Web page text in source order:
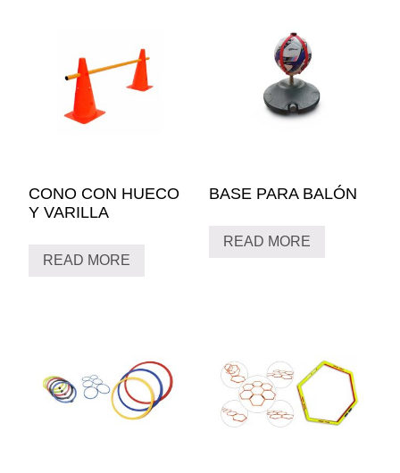
CONO CON HUECO
Y VARILLA
READ MORE
BASE PARA BALÓN
READ MORE